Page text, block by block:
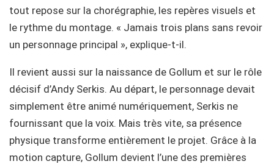
tout repose sur la chorégraphie, les repères visuels et
le rythme du montage. « Jamais trois plans sans revoir
un personnage principal », explique-t-il.
Il revient aussi sur la naissance de Gollum et sur le rôle
décisif d’Andy Serkis. Au départ, le personnage devait
simplement être animé numériquement, Serkis ne
fournissant que la voix. Mais très vite, sa présence
physique transforme entièrement le projet. Grâce à la
motion capture, Gollum devient l’une des premières